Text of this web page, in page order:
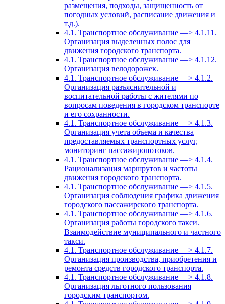
размещения, подходы, защищенность от
погодных условий, расписание движения и
т.д.).
4.1. Транспортное обслуживание —> 4.1.11.
Организация выделенных полос для
движения городского транспорта.
4.1. Транспортное обслуживание —> 4.1.12.
Организация велодорожек.
4.1. Транспортное обслуживание —> 4.1.2.
Организация разъяснительной и
воспитательной работы с жителями по
вопросам поведения в городском транспорте
и его сохранности.
4.1. Транспортное обслуживание —> 4.1.3.
Организация учета объема и качества
предоставляемых транспортных услуг,
мониторинг пассажиропотоков.
4.1. Транспортное обслуживание —> 4.1.4.
Рационализация маршрутов и частоты
движения городского транспорта.
4.1. Транспортное обслуживание —> 4.1.5.
Организация соблюдения графика движения
городского пассажирского транспорта.
4.1. Транспортное обслуживание —> 4.1.6.
Организация работы городского такси.
Взаимодействие муниципального и частного
такси.
4.1. Транспортное обслуживание —> 4.1.7.
Организация производства, приобретения и
ремонта средств городского транспорта.
4.1. Транспортное обслуживание —> 4.1.8.
Организация льготного пользования
городским транспортом.